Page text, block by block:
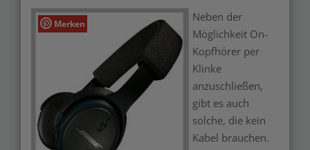
Merken
Neben der
Möglichkeit On-
Kopfhörer per
Klinke
anzuschließen,
gibt es auch
solche, die kein
Kabel brauchen.